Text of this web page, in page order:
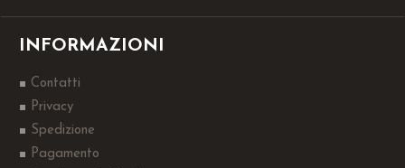
INFORMAZIONI
Contatti
Privacy
Spedizione
Pagamento